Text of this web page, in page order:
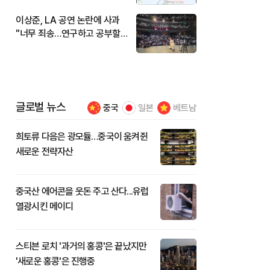
이상준, LA 공연 논란에 사과
"너무 죄송…연구하고 공부할
글로벌 뉴스 중국 일본 베트남
희토류 다음은 광모듈…중국이 움켜쥔
새로운 전략자산
중국산 에어콘을 웃돈 주고 산다...유럽
열광시킨 메이디
스티븐 로치 '과거의 홍콩'은 끝났지만
'새로운 홍콩'은 진행중